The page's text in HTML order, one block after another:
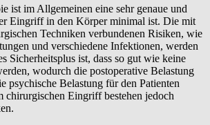
ist im Allgemeinen eine sehr genaue und
Eingriff in den Körper minimal ist. Die mit
Techniken verbundenen Risiken, wie
und verschiedene Infektionen, werden
Sicherheitsplus ist, dass so gut wie keine
wodurch die postoperative Belastung
psychische Belastung für den Patienten
chirurgischen Eingriff bestehen jedoch